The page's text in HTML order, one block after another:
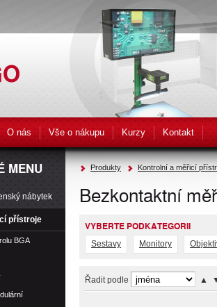
O nás Vše o nákupu Kurzy Kontakt
Produkty Kontrolní a měřicí
Bezkontaktní
VYBERTE PODKATEGORII
Sestavy Monitory
Řadit podle ▲
MENU
nábytek
přístroje
BGA